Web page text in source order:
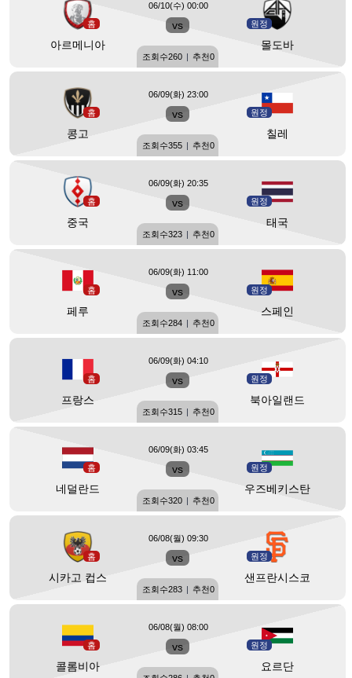
홈
아르메니아
vs 원정
몰도바
06/10(수) 00:00
조회수260 | 추천0
홈
콩고
vs 원정
칠레
06/09(화) 23:00
조회수355 | 추천0
홈
중국
vs 원정
태국
06/09(화) 20:35
조회수323 | 추천0
홈
페루
vs 원정
스페인
06/09(화) 11:00
조회수284 | 추천0
홈
프랑스
vs 원정
북아일랜드
06/09(화) 04:10
조회수315 | 추천0
홈
네덜란드
vs 원정
우즈베키스탄
06/09(화) 03:45
조회수320 | 추천0
홈
시카고 컵스
vs 원정
샌프란시스코
06/08(월) 09:30
조회수283 | 추천0
홈
콜롬비아
vs 원정
요르단
06/08(월) 08:00